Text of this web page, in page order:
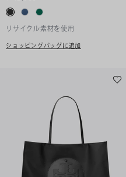
リサイクル素材を使用
ショッピングバッグに追加